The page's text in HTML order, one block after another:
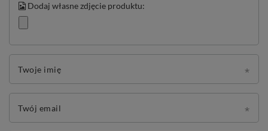
Dodaj własne zdjęcie produktu:
Twoje imię
Twój email